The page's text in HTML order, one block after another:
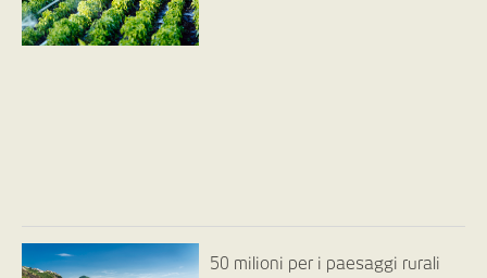
50 milioni per i paesaggi rurali